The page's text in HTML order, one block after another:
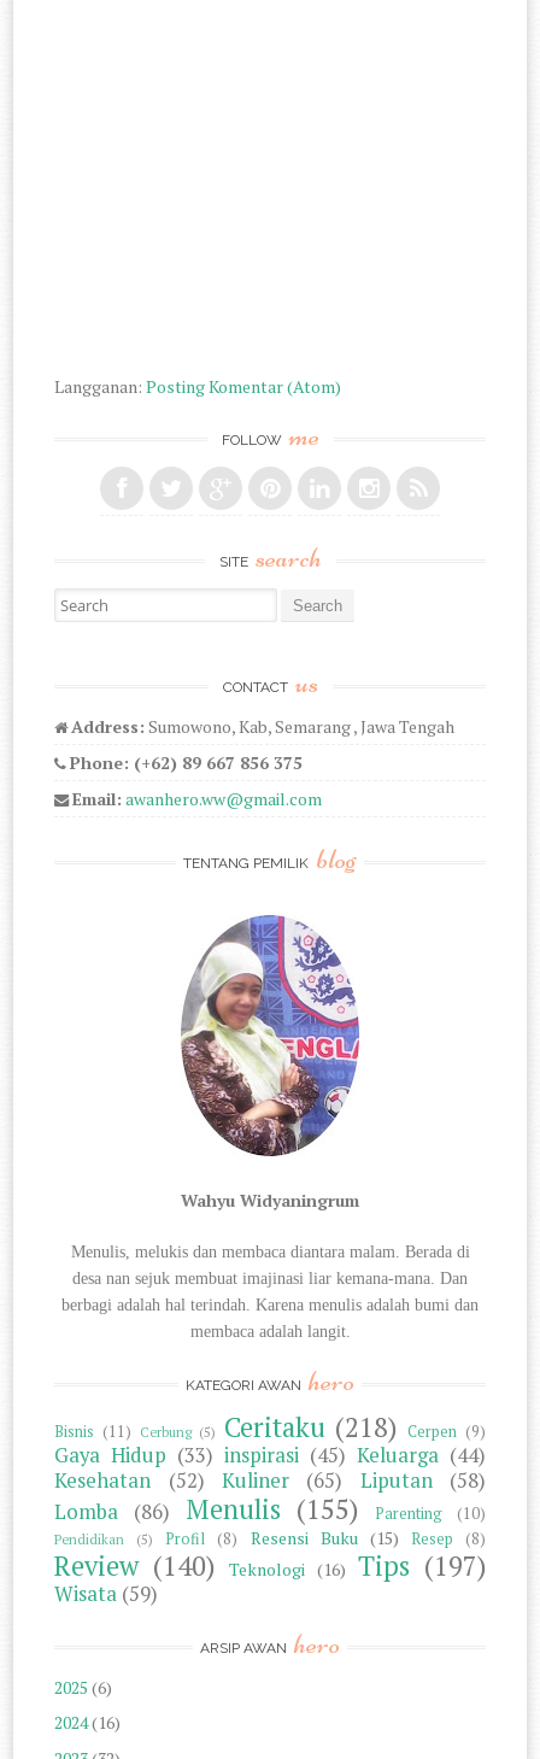
Langganan:Posting Komentar (Atom)
FOLLOW me
SITE search
Search for:
CONTACT us
Address: Sumowono, Kab, Semarang , Jawa Tengah
Phone: (+62) 89 667 856 375
Email: awanhero.ww@gmail.com
TENTANG PEMILIK blog
Wahyu Widyaningrum
Menulis, melukis dan membaca diantara malam. Berada di
desa nan sejuk membuat imajinasi liar kemana-mana. Dan
berbagi adalah hal terindah. Karena menulis adalah bumi dan
membaca adalah langit.
KATEGORI AWAN hero
Bisnis (11) Cerbung (5) Ceritaku (218) Cerpen (9)
Gaya Hidup (33) inspirasi (45) Keluarga (44)
Kesehatan
(52) Kuliner (65) Liputan
(58)
Lomba
(86) Menulis (155) Parenting (10)
Pendidikan (5) Profil (8) Resensi Buku (15) Resep (8)
Review (140) Teknologi (16) Tips (197)
Wisata (59)
ARSIP AWAN hero
2025 (6)
2024(16)